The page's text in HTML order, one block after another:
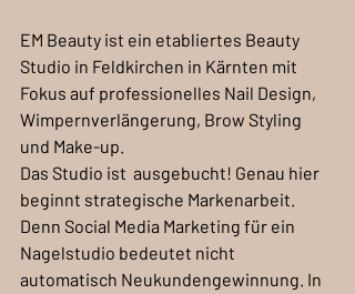
EM Beauty ist ein etabliertes Beauty
Studio in Feldkirchen in Kärnten mit
Fokus auf professionelles Nail Design,
Wimpernverlängerung, Brow Styling
und Make-up.
Das Studio ist  ausgebucht! Genau hier
beginnt strategische Markenarbeit.
Denn Social Media Marketing für ein
Nagelstudio bedeutet nicht
automatisch Neukundengewinnung. In